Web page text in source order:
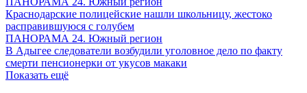
Краснодарские полицейские нашли школьницу, жестоко
расправившуюся с голубем
ПАНОРАМА 24. Южный регион
В Адыгее следователи возбудили уголовное дело по факту
смерти пенсионерки от укусов макаки
Показать ещё